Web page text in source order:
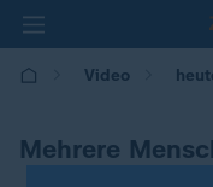
Video
Mehrere